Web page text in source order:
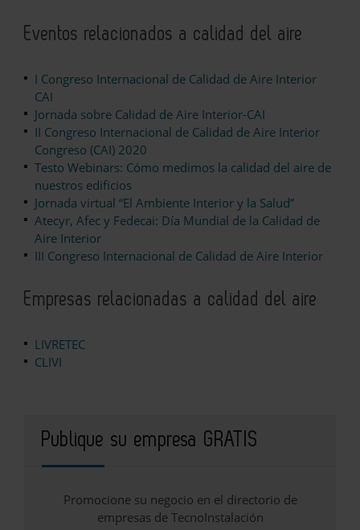
Eventos relacionados a calidad del aire
I Congreso Internacional de Calidad de Aire Interior
CAI
Jornada sobre Calidad de Aire Interior-CAI
II Congreso Internacional de Calidad de Aire Interior
Congreso (CAI) 2020
Testo Webinars: Cómo medimos la calidad del aire de
nuestros edificios
Jornada virtual “El Ambiente Interior y la Salud”
Atecyr, Afec y Fedecai: Día Mundial de la Calidad de
Aire Interior
III Congreso Internacional de Calidad de Aire Interior
Empresas relacionadas a calidad del aire
LIVRETEC
CLIVI
Publique su empresa GRATIS
Promocione su negocio en el directorio de
empresas de TecnoInstalación